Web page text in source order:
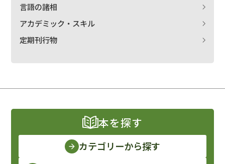
言語の諸相
アカデミック・スキル
定期刊行物
本を探す
カテゴリーから探す